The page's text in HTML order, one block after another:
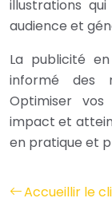
illustrations
audience et
La publicité
informé des
Optimiser vos
impact et
en pratique et
Accueillir le